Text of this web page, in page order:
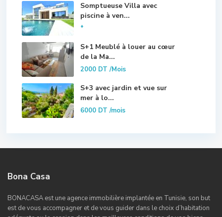
Somptueuse Villa avec
piscine à ven...
*
S+1 Meublé à louer au cœur
de la Ma...
2000 DT/Mois
S+3 avec jardin et vue sur
mer à lo...
6000 DT/mois
Bona Casa
BONACASA est une agence immobilière implantée en Tunisie, son but
est de vous accompagner et de vous guider dans le choix d’habitation